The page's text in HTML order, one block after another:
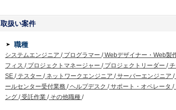
取扱い案件
職種
システムエンジニア /プログラマー /Webデザイナー・Web製
フィス /プロジェクトマネージャー /プロジェクトリーダー /チ
SE /テスター /ネットワークエンジニア /サーバーエンジニア /
ールセンター受付業務 /ヘルプデスク /サポート・オペレータ /
ング /受託作業 /その他職種 /